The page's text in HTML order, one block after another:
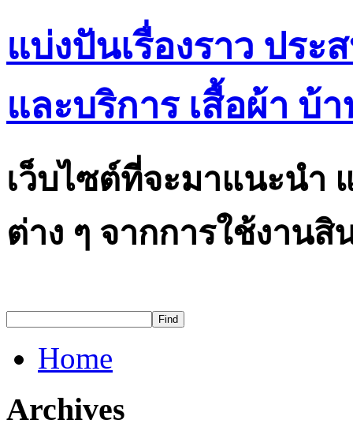
แบ่งปันเรื่องราว ปร
และบริการ เสื้อผ้า บ้
เว็บไซต์ที่จะมาแนะนำ
ต่าง ๆ จากการใช้งาน
Home
Archives